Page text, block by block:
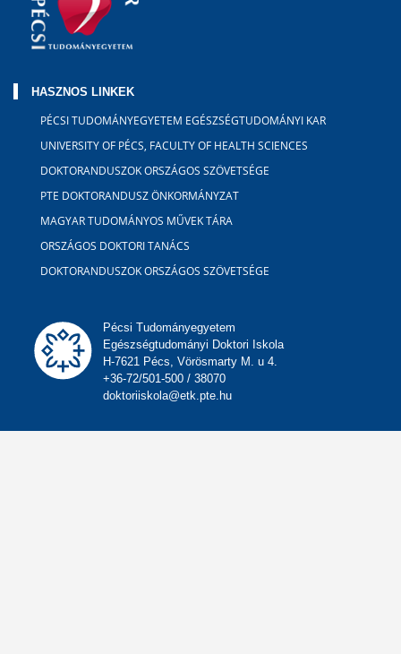
HASZNOS LINKEK
PÉCSI TUDOMÁNYEGYETEM EGÉSZSÉGTUDOMÁNYI KAR
UNIVERSITY OF PÉCS, FACULTY OF HEALTH SCIENCES
DOKTORANDUSZOK ORSZÁGOS SZÖVETSÉGE
PTE DOKTORANDUSZ ÖNKORMÁNYZAT
MAGYAR TUDOMÁNYOS MŰVEK TÁRA
ORSZÁGOS DOKTORI TANÁCS
DOKTORANDUSZOK ORSZÁGOS SZÖVETSÉGE
Pécsi Tudományegyetem
Egészségtudományi Doktori Iskola
H-7621 Pécs, Vörösmarty M. u 4.
+36-72/501-500 / 38070
doktoriiskola@etk.pte.hu